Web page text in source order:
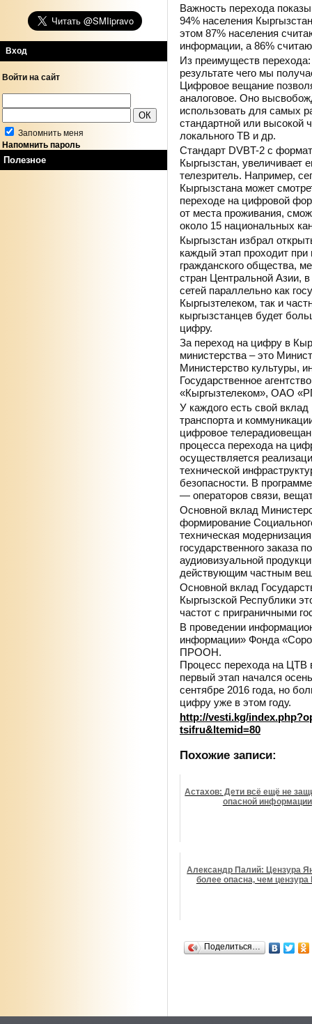
Вход
Войти на сайт
Запомнить меня
Напомнить пароль
Полезное
Важность перехода
94% населения
этом 87% населения
информации, а 86%
Из преимуществ
результате чего мы
Цифровое вещание
аналоговое. Оно
использовать для самых
стандартной или высокой
локального ТВ и др.
Стандарт DVBT-2 с
Кыргызстан, увеличивает
телезритель. Например,
Кыргызстана может
переходе на цифровой
от места проживания,
около 15 национальных
Кыргызстан избрал
каждый этап проходит
гражданского общества,
стран Центральной Азии,
сетей параллельно как
Кыргызтелеком, так и
кыргызстанцев будет
цифру.
За переход на цифру в
министерства – это
Министерство культуры,
Государственное
«Кыргызтелеком», ОАО
У каждого есть свой
транспорта и
цифровое
процесса перехода на
осуществляется
технической
безопасности. В
— операторов связи,
Основной вклад
формирование
техническая
государственного заказа
аудиовизуальной
действующим частным
Основной вклад
Кыргызской Республики
частот с приграничными
В проведении
информации» Фонда
ПРООН.
Процесс перехода на ЦТВ
первый этап начался
сентябре 2016 года, но
цифру уже в этом году.
http://vesti.kg/
tsifru&Itemid=80
Похожие записи:
Астахов: Дети всё ещё не
опасной информации
Александр Палий: Цензура
более опасна, чем
Поделиться…